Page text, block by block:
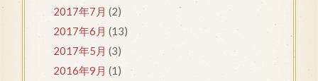
2017年7月 (2)
2017年6月 (13)
2017年5月 (3)
2016年9月 (1)